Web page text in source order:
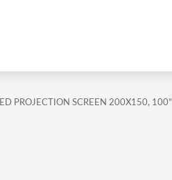
PROJECTION SCREEN 200X150, 100"